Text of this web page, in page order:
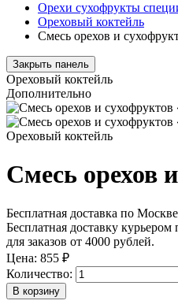
Орехи сухофрукты
Ореховый коктейль
Смесь орехов и
Закрыть панель
Ореховый коктейль
Дополнительно
Ореховый коктейль
Смесь орехов
Бесплатная доставка по
Бесплатная доставку
для заказов от 4000 рублей.
Цена: 855 ₽
Количество:
В корзину